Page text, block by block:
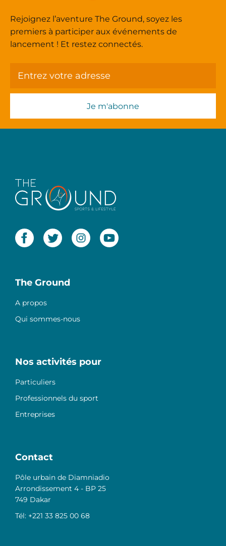
Rejoignez l’aventure The Ground, soyez les
premiers à participer aux événements de
lancement ! Et restez connectés.
The Ground
A propos
Qui sommes-nous
Nos activités pour
Particuliers
Professionnels du sport
Entreprises
Contact
Pôle urbain de Diamniadio
Arrondissement 4 - BP 25
749 Dakar
Tél: +221 33 825 00 68